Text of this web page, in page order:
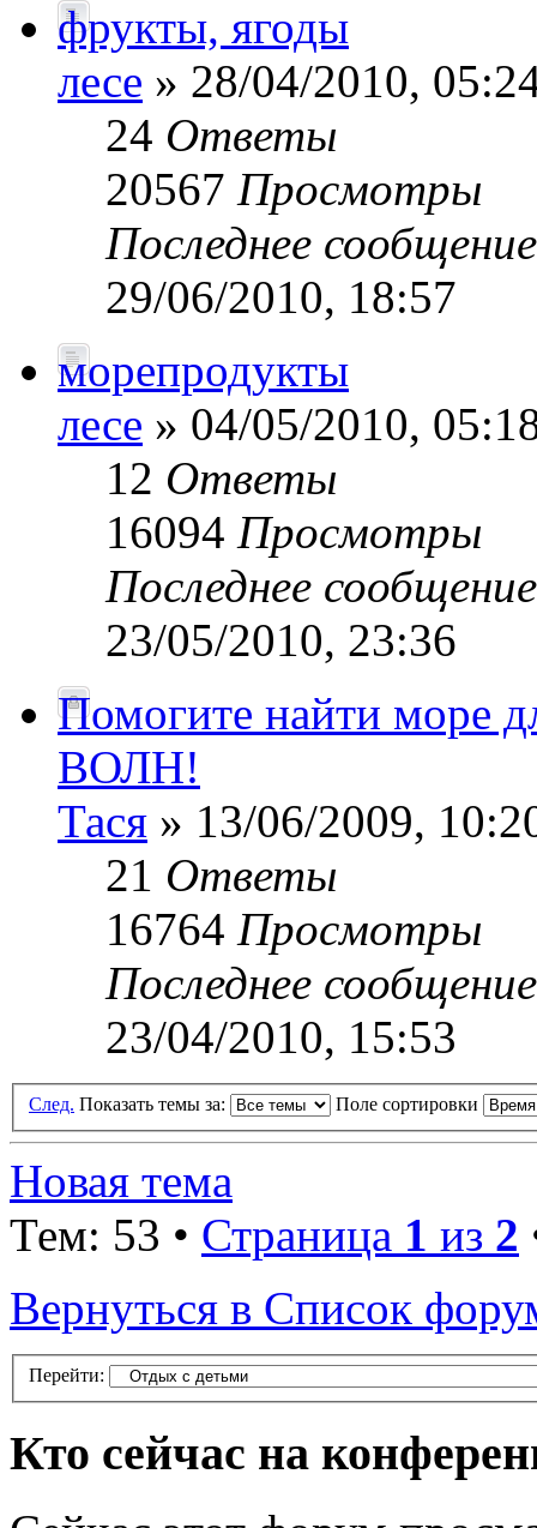
фрукты, ягоды
лесе » 28/04/2010,
24 Ответы
20567 Просмотры
Последнее
29/06/2010, 18:57
морепродукты
лесе » 04/05/2010,
12 Ответы
16094 Просмотры
Последнее
23/05/2010, 23:36
Помогите найти море
ВОЛН!
Тася » 13/06/2009,
21 Ответы
16764 Просмотры
Последнее
23/04/2010, 15:53
След. Показать темы за: Поле сортировки
Новая тема
Тем: 53 • Страница 1 из 2
Вернуться в Список
Перейти:
Кто сейчас на